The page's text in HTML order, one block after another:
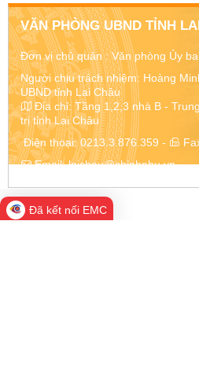
VĂN PHÒNG UBND TỈNH
Đơn vị chủ quản :Văn phòng Ủy
Người chịu trách nhiệm: Hoàng
UBND tỉnh Lai Châu
Địa chỉ: Tầng 1,2,3 nhà B -
trị tỉnh Lai Châu
Điện thoại:0213.3.876.359 -
Email:laichau@chinhphu.vn
Đã kết nối EMC